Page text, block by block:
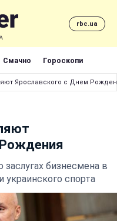
rbc.ua
Смачно Гороскопи
Ярославского с Днем
бизнесмена в
украинского спорта